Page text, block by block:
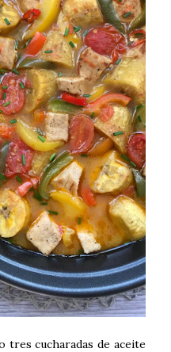
tres cucharadas de aceite